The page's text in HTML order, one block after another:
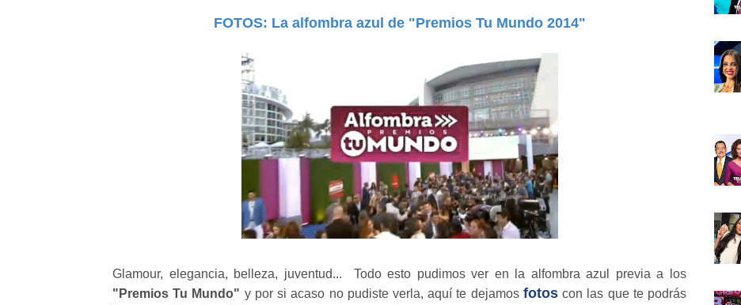
FOTOS: La alfombra azul de "Premios Tu Mundo 2014"
Glamour, elegancia, belleza, juventud... Todo esto pudimos ver en la alfombra azul previa a los
"Premios Tu Mundo" y por si acaso no pudiste verla, aquí te dejamos fotoscon las que te podrás